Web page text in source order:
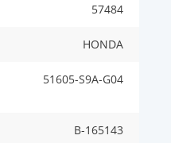
57484
HONDA
51605-S9A-G04
B-165143